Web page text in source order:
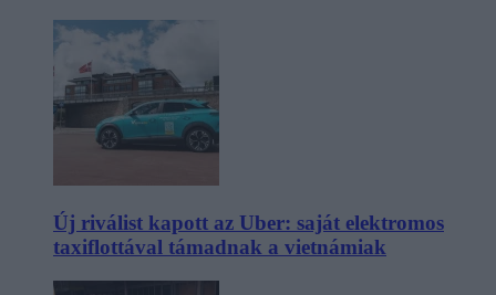
Új riválist kapott az Uber: saját elektromos
taxiflottával támadnak a vietnámiak